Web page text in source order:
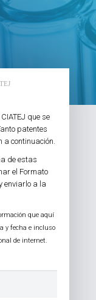
que se
patentes
a continuación.
de estas
el Formato
enviarlo a la
que aquí
y fecha e incluso
de internet.